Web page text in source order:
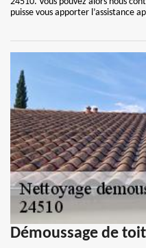
puisse vous apporter l’assistance
Démoussage de toit